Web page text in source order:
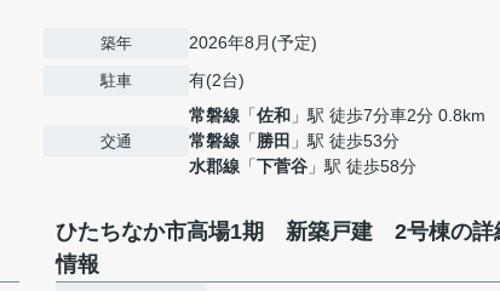
築年 2026年8月(予定)
駐車 有(2台)
交通
常磐線 「佐和 」駅 徒歩7分車2分 0.8km
常磐線 「勝田 」駅 徒歩53分
水郡線 「下菅谷 」駅 徒歩58分
ひたちなか市高場1期 新築戸建 2号棟の詳
情報